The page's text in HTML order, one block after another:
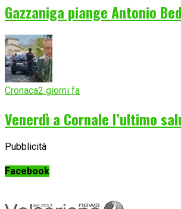
Gazzaniga piange Antonio
Cronaca2 giorni fa
Venerdì a Cornale l’ultimo
Pubblicità
Facebook